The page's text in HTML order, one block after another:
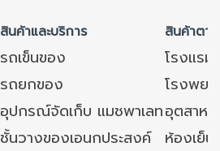
สินค้าและบริการ สินค้าตา
รถเข็นของ
โรงแร
รถยกของ
โรงพย
อุปกรณ์จัดเก็บ แมชพาเลทอุตสาหก
ชั้นวางของเอนกประสงค์
ห้องเย็